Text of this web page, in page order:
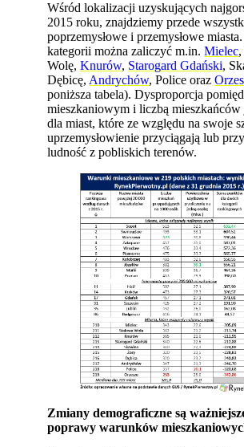
Wśród lokalizacji uzyskujących
2015 roku, znajdziemy przede
poprzemysłowe i przemysłowe
kategorii można zaliczyć m.in.Mielec
Wolę,Knurów, Starogard Gdański,
Dębicę, Andrychów, Police oraz
poniższa tabela). Dysproporcja
mieszkaniowym i liczbą mieszkańców
dla miast, które ze względu na swoje
uprzemysłowienie przyciągają lub
ludność z pobliskich terenów.
Zmiany demograficzne są
poprawy warunków